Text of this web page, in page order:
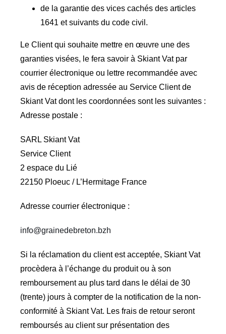
de la garantie des vices cachés des articles
1641 et suivants du code civil.
Le Client qui souhaite mettre en œuvre une des
garanties visées, le fera savoir à Skiant Vat par
courrier électronique ou lettre recommandée avec
avis de réception adressée au Service Client de
Skiant Vat dont les coordonnées sont les suivantes :
Adresse postale :
SARL Skiant Vat
Service Client
2 espace du Lié
22150 Ploeuc / L’Hermitage France
Adresse courrier électronique :
info@grainedebreton.bzh
Si la réclamation du client est acceptée, Skiant Vat
procèdera à l’échange du produit ou à son
remboursement au plus tard dans le délai de 30
(trente) jours à compter de la notification de la non-
conformité à Skiant Vat. Les frais de retour seront
remboursés au client sur présentation des